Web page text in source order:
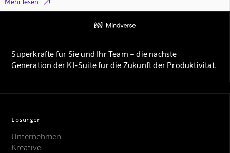
Superkräfte für Sie und Ihr Team – die nächste
Generation der KI-Suite für die Zukunft der Produktivität.
Lösungen
Unternehmen
Kreative